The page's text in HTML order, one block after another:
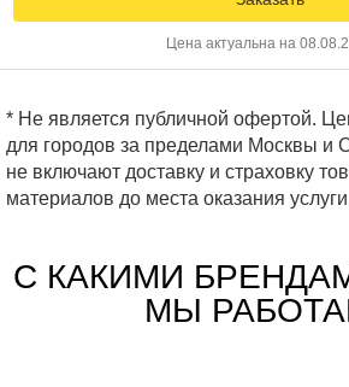
Цена актуальна на
* Не является публичной офертой.
для городов за пределами Москвы и
не включают доставку и страховку
материалов до места оказания
С КАКИМИ
МЫ